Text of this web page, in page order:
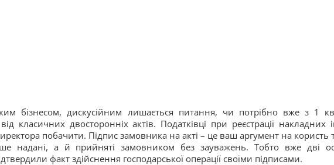
бізнесом, дискусійним лишається питання, чи потрібно вже з 1
класичних двосторонніх актів. Податківці при реєстрації накладних
побачити. Підпис замовника на акті – це ваш аргумент на користь
надані, а й прийняті замовником без зауважень. Тобто вже дві
факт здійснення господарської операції своїми підписами.